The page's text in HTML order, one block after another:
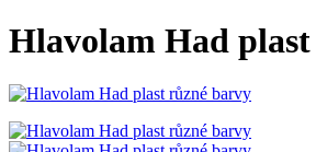
Hlavolam Had